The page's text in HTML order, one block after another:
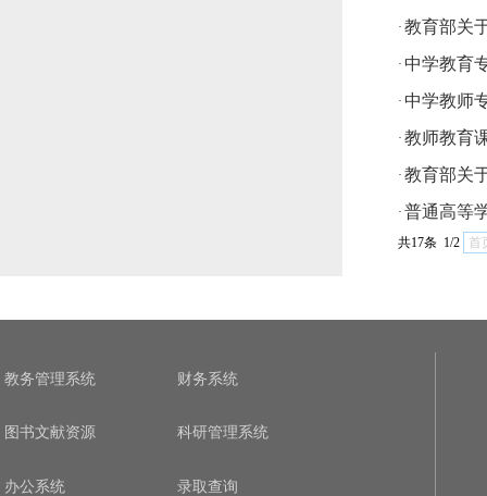
· 教育部关
· 中学教育
· 中学教师
· 教师教育
· 教育部关
· 普通高等
共17条 1/2 首
教务管理系统 财务系统
图书文献资源 科研管理系统
办公系统 录取查询